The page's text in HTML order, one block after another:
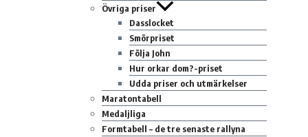
Övriga priser
Dasslocket
Smörpriset
Följa John
Hur orkar dom?-priset
Udda priser och utmärkelser
Maratontabell
Medaljliga
Formtabell – de tre senaste rallyna